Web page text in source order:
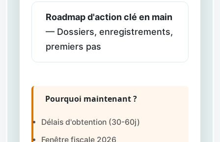
Roadmap d'action clé en main
— Dossiers, enregistrements,
premiers pas
Pourquoi maintenant ?
Délais d'obtention (30-60j)
Fenêtre fiscale 2026